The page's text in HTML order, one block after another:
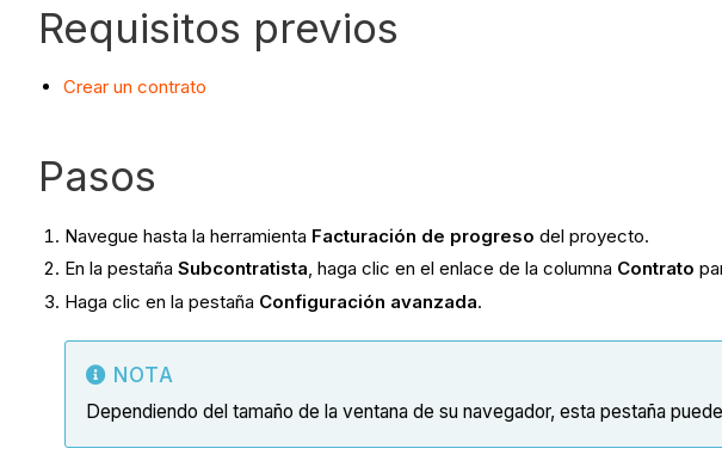
Requisitos previos
Crear un contrato
Pasos
Navegue hasta la herramienta Facturación de progreso del proyecto.
En la pestañaSubcontratista, haga clic en el enlace de la columna Contrato
Haga clic en la pestaña Configuración avanzada.
NOTA
Dependiendo del tamaño de la ventana de su navegador, esta pestaña